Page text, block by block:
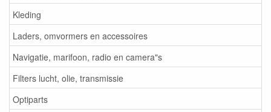
Kleding
Laders, omvormers en accessoires
Navigatie, marifoon, radio en camera"s
Filters lucht, olie, transmissie
Optiparts